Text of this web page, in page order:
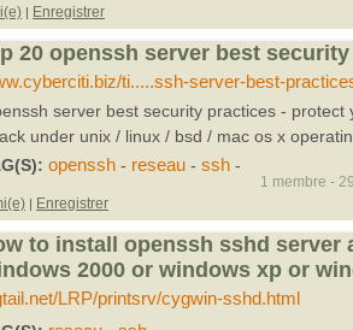
| Enregistrer
20 openssh server best
ti.....ssh-server-best-
server best security practices -
under unix / linux / bsd / mac os x
openssh- reseau- ssh -
| Enregistrer
1 membre -
to install openssh sshd server
2000 or windows xp or
LRP/printsrv/cygwin-sshd.html